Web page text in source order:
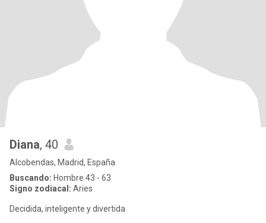
Diana, 40
Alcobendas, Madrid, España
Buscando: Hombre 43 - 63
Signo zodiacal: Aries
Decidida, inteligente y divertida